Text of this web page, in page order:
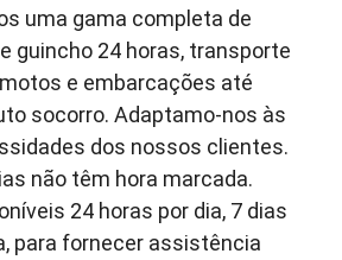
uma gama completa de
guincho 24 horas, transporte
e embarcações até
socorro. Adaptamo-nos às
dos nossos clientes.
não têm hora marcada.
24 horas por dia, 7 dias
para fornecer assistência